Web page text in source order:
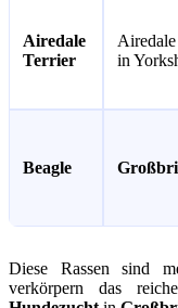
Airedale
Terrier
in
Beagle
Diese Rassen sind
verkörpern das